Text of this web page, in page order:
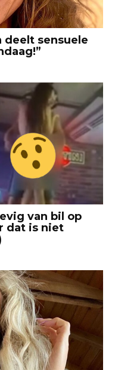
deelt sensuele
van bil op
dat is niet